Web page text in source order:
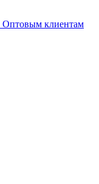
Оптовым клиентам